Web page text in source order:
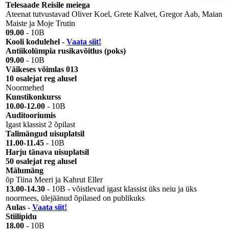
Telesaade Reisile meiega
Ateenat tutvustavad Oliver Koel, Grete Kalvet, Gregor Aab, Maian
Maiste ja Moje Trutin
09.00 - 10B
Kooli kodulehel - Vaata siit!
Antiikolümpia rusikavõitlus (poks)
09.00 - 10B
Väikeses võimlas 013
10 osalejat reg alusel
Noormehed
Kunstikonkurss
10.00-12.00 - 10B
Auditooriumis
Igast klassist 2 õpilast
Talimängud uisuplatsil
11.00-11.45 - 10B
Harju tänava uisuplatsil
50 osalejat reg alusel
Mälumäng
õp Tiina Meeri ja Kahrut Eller
13.00-14.30 - 10B - võistlevad igast klassist üks neiu ja üks
noormees, ülejäänud õpilased on publikuks
Aulas - Vaata siit!
Stiilipidu
18.00 - 10B